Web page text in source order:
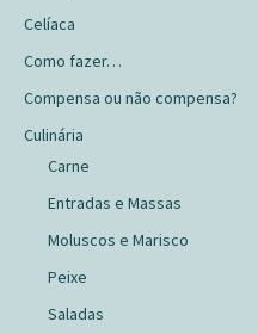
Celíaca
Como fazer…
Compensa ou não compensa?
Culinária
Carne
Entradas e Massas
Moluscos e Marisco
Peixe
Saladas